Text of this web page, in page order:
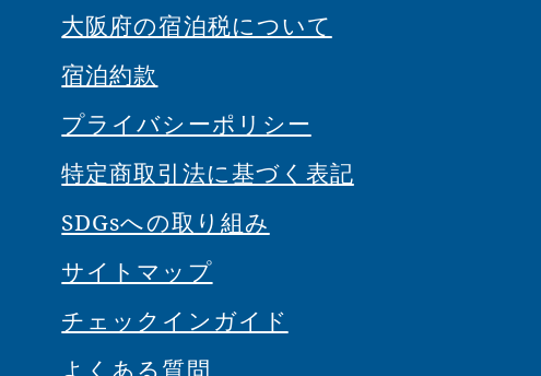
大阪府の宿泊税について
宿泊約款
プライバシーポリシー
特定商取引法に基づく表記
SDGsへの取り組み
サイトマップ
チェックインガイド
よくある質問